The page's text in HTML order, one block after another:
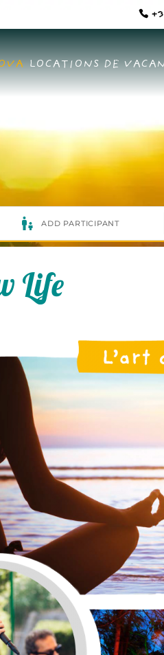
LOCATIONS DE
Life